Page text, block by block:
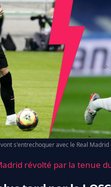
s'entrechoquer avec le Real
révolté par la tenue